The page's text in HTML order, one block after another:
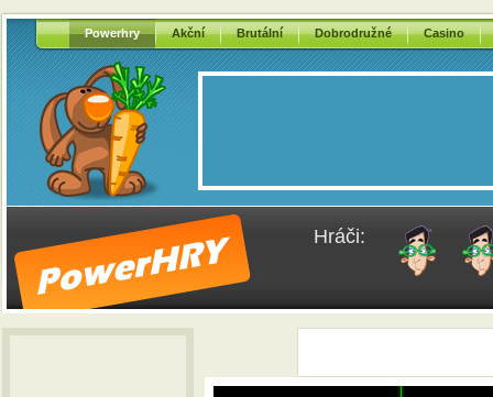
Powerhry Akční Brutální Dobrodružné Casino
Hráči: